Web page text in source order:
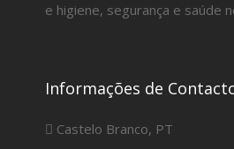
e higiene, segurança e saúde
Informações de
Castelo Branco, PT